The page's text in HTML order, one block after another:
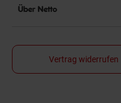
Über Netto
Vertrag widerrufen